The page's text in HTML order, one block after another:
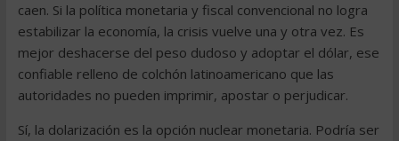
caen. Si la política monetaria y fiscal convencional no logra
estabilizar la economía, la crisis vuelve una y otra vez. Es
mejor deshacerse del peso dudoso y adoptar el dólar, ese
confiable relleno de colchón latinoamericano que las
autoridades no pueden imprimir, apostar o perjudicar.
Sí, la dolarización es la opción nuclear monetaria. Podría ser